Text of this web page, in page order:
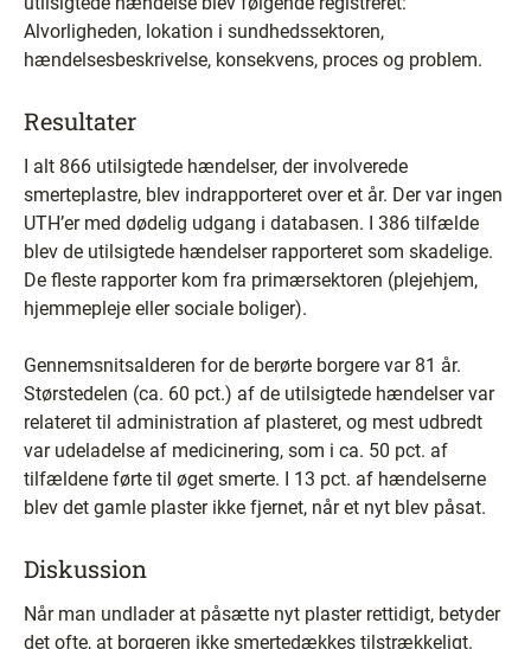
Alvorligheden, lokation i sundhedssektoren,
hændelsesbeskrivelse, konsekvens, proces og problem.
Resultater
I alt 866 utilsigtede hændelser, der involverede
smerteplastre, blev indrapporteret over et år. Der var ingen
UTH’er med dødelig udgang i databasen. I 386 tilfælde
blev de utilsigtede hændelser rapporteret som skadelige.
De fleste rapporter kom fra primærsektoren (plejehjem,
hjemmepleje eller sociale boliger).
Gennemsnitsalderen for de berørte borgere var 81 år.
Størstedelen (ca. 60 pct.) af de utilsigtede hændelser var
relateret til administration af plasteret, og mest udbredt
var udeladelse af medicinering, som i ca. 50 pct. af
tilfældene førte til øget smerte. I 13 pct. af hændelserne
blev det gamle plaster ikke fjernet, når et nyt blev påsat.
Diskussion
Når man undlader at påsætte nyt plaster rettidigt, betyder
det ofte, at borgeren ikke smertedækkes tilstrækkeligt.